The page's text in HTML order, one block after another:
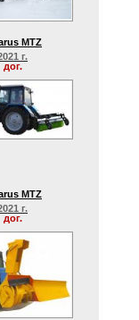
MTZ
г.
дог.
MTZ
г.
дог.